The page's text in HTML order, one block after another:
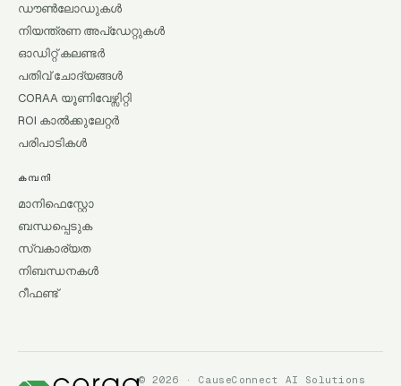
ഡൗൺലോഡുകൾ
നിയന്ത്രണ അപ്ഡേറ്റുകൾ
ഓഡിറ്റ് കലണ്ടർ
പതിവ് ചോദ്യങ്ങൾ
CORAA യൂണിവേഴ്സിറ്റി
ROI കാൽക്കുലേറ്റർ
പരിപാടികൾ
കമ്പനി
മാനിഫെസ്റ്റോ
ബന്ധപ്പെടുക
സ്വകാര്യത
നിബന്ധനകൾ
റീഫണ്ട്
© 2026 · CauseConnect AI Solutions